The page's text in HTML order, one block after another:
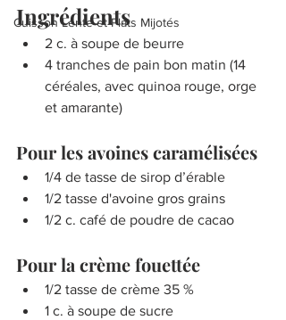
Cuisson Lente et Plats Mijotés
Ingrédients
2 c. à soupe de beurre
4 tranches de pain bon matin (14
céréales, avec quinoa rouge, orge
et amarante)
Pour les avoines caramélisées
1/4 de tasse de sirop d’érable
1/2 tasse d'avoine gros grains
1/2 c. café de poudre de cacao
Pour la crème fouettée
1/2 tasse de crème 35 %
1 c. à soupe de sucre